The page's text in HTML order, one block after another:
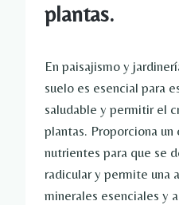
plantas.
En paisajismo y
suelo es esencial para
saludable y permitir el
plantas. Proporciona un
nutrientes para que se
radicular y permite una
minerales esenciales y